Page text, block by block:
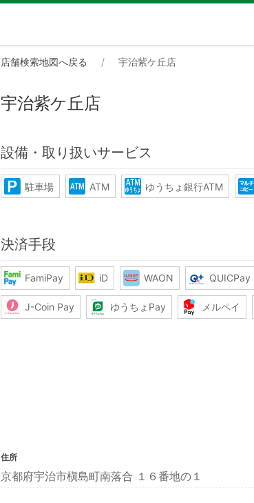
店舗検索地図へ戻る 宇治紫ケ丘店
宇治紫ケ丘店
設備・取り扱いサービス
駐車場 ATM ゆうちょ銀行ATM
決済手段
FamiPay iD WAON QUICPay
J-Coin Pay ゆうちょPay メルペイ
住所
京都府宇治市槇島町南落合 １６番地の１